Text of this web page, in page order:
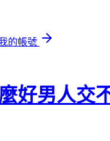
的帳號
好男人交